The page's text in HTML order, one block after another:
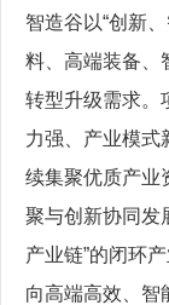
智造谷以“创新
料、高端装备、
转型升级需求。
力强、产业模式
续集聚优质产业
聚与创新协同发
产业链”的闭环
向高端高效、